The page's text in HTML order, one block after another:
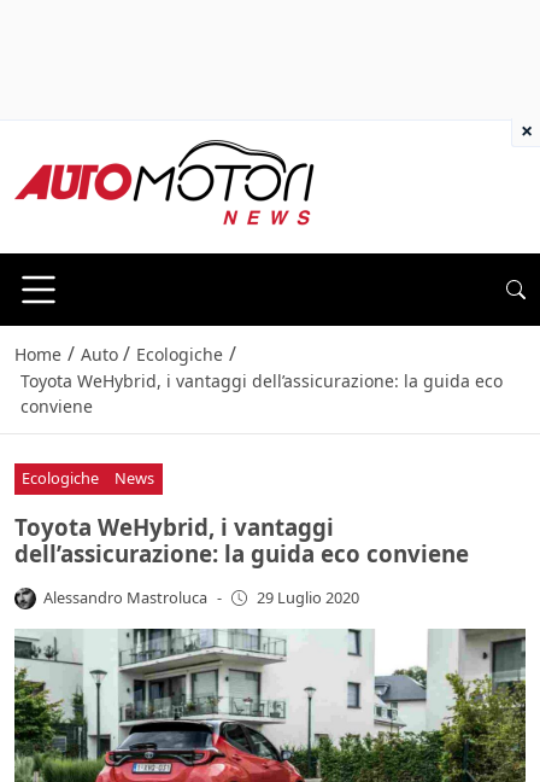
Home / Auto / Ecologiche /
Toyota WeHybrid, i vantaggi dell’assicurazione: la guida eco
conviene
Ecologiche News
Toyota WeHybrid, i vantaggi
dell’assicurazione: la guida eco conviene
Alessandro Mastroluca - 29 Luglio 2020
×